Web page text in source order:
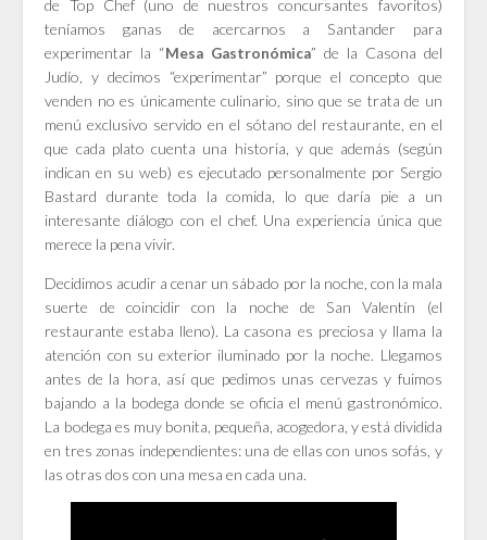
de Top Chef (uno de nuestros concursantes favoritos)
teníamos ganas de acercarnos a Santander para
experimentar la “Mesa Gastronómica” de la Casona del
Judío, y decimos “experimentar” porque el concepto que
venden no es únicamente culinario, sino que se trata de un
menú exclusivo servido en el sótano del restaurante, en el
que cada plato cuenta una historia, y que además (según
indican en su web) es ejecutado personalmente por Sergio
Bastard durante toda la comida, lo que daría pie a un
interesante diálogo con el chef. Una experiencia única que
merece la pena vivir.
Decidimos acudir a cenar un sábado por la noche, con la mala
suerte de coincidir con la noche de San Valentín (el
restaurante estaba lleno). La casona es preciosa y llama la
atención con su exterior iluminado por la noche. Llegamos
antes de la hora, así que pedimos unas cervezas y fuimos
bajando a la bodega donde se oficia el menú gastronómico.
La bodega es muy bonita, pequeña, acogedora, y está dividida
en tres zonas independientes: una de ellas con unos sofás, y
las otras dos con una mesa en cada una.